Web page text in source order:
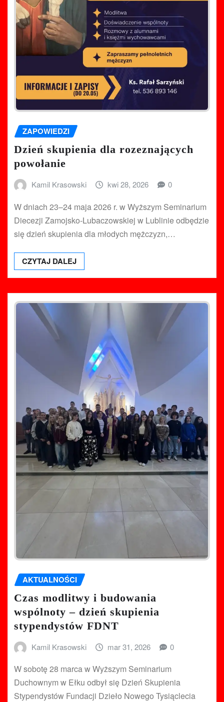
ZAPOWIEDZI
Dzień skupienia dla rozeznających
powołanie
Kamil Krasowski kwi 28, 2026 0
W dniach 23–24 maja 2026 r. w Wyższym Seminarium
Diecezji Zamojsko-Lubaczowskiej w Lublinie odbędzie
się dzień skupienia dla młodych mężczyzn,…
CZYTAJ DALEJ
AKTUALNOŚCI
Czas modlitwy i budowania
wspólnoty – dzień skupienia
stypendystów FDNT
Kamil Krasowski mar 31, 2026 0
W sobotę 28 marca w Wyższym Seminarium
Duchownym w Ełku odbył się Dzień Skupienia
Stypendystów Fundacji Dzieło Nowego Tysiąclecia